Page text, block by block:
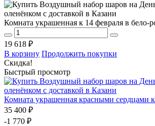
Комната украшенная к 14 февраля в бело-
19 618 ₽
В корзину Продолжить покупки
Скидка!
Быстрый просмотр
Комната украшенная красными сердцами
35 400 ₽
-1 770 ₽